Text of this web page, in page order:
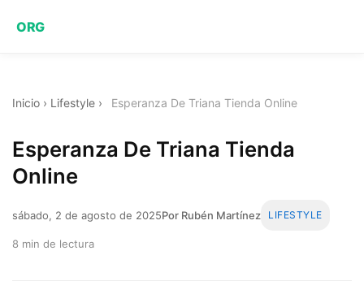
ORG
Inicio › Lifestyle › Esperanza De Triana Tienda Online
Esperanza De Triana Tienda
Online
sábado, 2 de agosto de 2025Por Rubén Martínez LIFESTYLE
8 min de lectura